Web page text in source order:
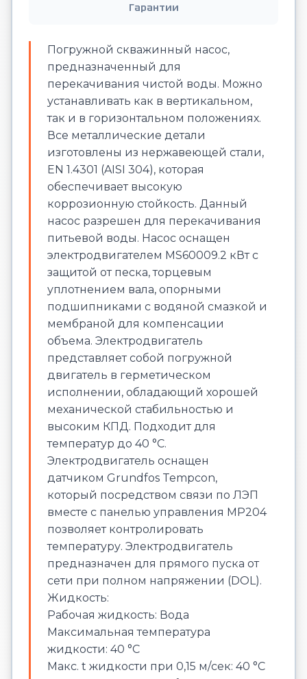
Гарантии
Погружной скважинный насос,
предназначенный для
перекачивания чистой воды. Можно
устанавливать как в вертикальном,
так и в горизонтальном положениях.
Все металлические детали
изготовлены из нержавеющей стали,
EN 1.4301 (AISI 304), которая
обеспечивает высокую
коррозионную стойкость. Данный
насос разрешен для перекачивания
питьевой воды. Насос оснащен
электродвигателем MS60009.2 кВт с
защитой от песка, торцевым
уплотнением вала, опорными
подшипниками с водяной смазкой и
мембраной для компенсации
объема. Электродвигатель
представляет собой погружной
двигатель в герметическом
исполнении, обладающий хорошей
механической стабильностью и
высоким КПД. Подходит для
температур до 40 °C.
Электродвигатель оснащен
датчиком Grundfos Tempcon,
который посредством связи по ЛЭП
вместе с панелью управления MP204
позволяет контролировать
температуру. Электродвигатель
предназначен для прямого пуска от
сети при полном напряжении (DOL).
Жидкость:
Рабочая жидкость: Вода
Максимальная температура
жидкости: 40 °C
Макс. t жидкости при 0,15 м/сек: 40 °C